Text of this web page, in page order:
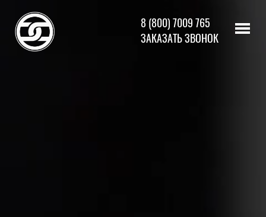
8 (800) 7009 765
ЗАКАЗАТЬ ЗВОНОК